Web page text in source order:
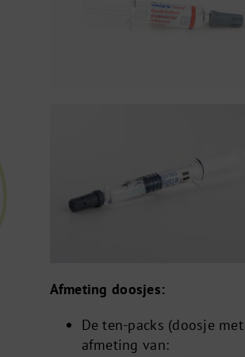
Afmeting doosjes:
De ten-packs (doosje
afmeting van: